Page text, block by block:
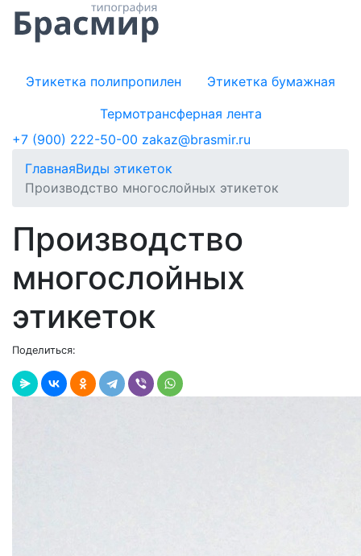
Этикетка полипропилен
Этикетка бумажная
Термотрансферная лента
+7 (900) 222-50-00 zakaz@brasmir.ru
ГлавнаяВиды этикеток
Производство многослойных этикеток
Производство
многослойных
этикеток
Поделиться: